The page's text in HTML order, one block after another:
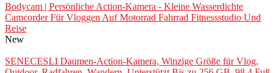
Bodycam | Persönliche Action-Kamera - Kleine Wasserdichte
Camcorder Für Vloggen Auf Motorrad Fahrrad Fitnessstudio Und
Reise
New
SENECESLI Daumen-Action-Kamera, Winzige Größe für Vlog,